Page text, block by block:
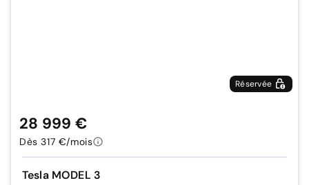
Réservée
Tesla MODEL 3
28 999 €
Dès 317 €/mois